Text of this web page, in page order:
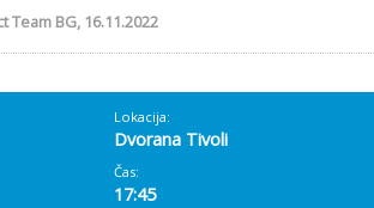
Team BG, 16.11.2022
Lokacija:
Dvorana Tivoli
Čas:
17:45